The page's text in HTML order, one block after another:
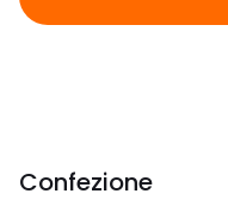
Confezione